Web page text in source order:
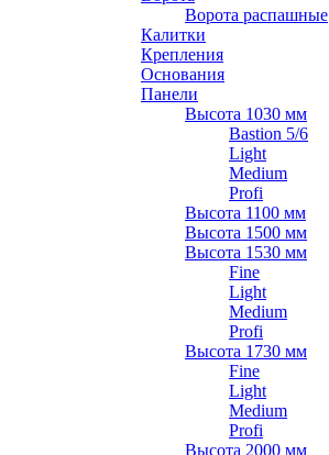
Ворота распашные
Калитки
Крепления
Основания
Панели
Высота 1030 мм
Bastion 5/6
Light
Medium
Profi
Высота 1100 мм
Высота 1500 мм
Высота 1530 мм
Fine
Light
Medium
Profi
Высота 1730 мм
Fine
Light
Medium
Profi
Высота 2000 мм